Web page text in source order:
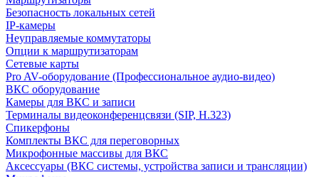
Безопасность локальных сетей
IP-камеры
Неуправляемые коммутаторы
Опции к маршрутизаторам
Сетевые карты
Pro AV-оборудование (Профессиональное аудио-видео)
ВКС оборудование
Камеры для ВКС и записи
Терминалы видеоконференцсвязи (SIP, H.323)
Спикерфоны
Комплекты ВКС для переговорных
Микрофонные массивы для ВКС
Аксессуары (ВКС системы, устройства записи и трансляции)